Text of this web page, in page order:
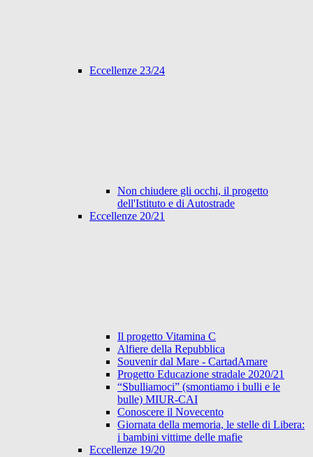
Eccellenze 23/24
Non chiudere gli occhi, il progetto
dell'Istituto e di Autostrade
Eccellenze 20/21
Il progetto Vitamina C
Alfiere della Repubblica
Souvenir dal Mare - CartadAmare
Progetto Educazione stradale 2020/21
“Sbulliamoci” (smontiamo i bulli e le
bulle) MIUR-CAI
Conoscere il Novecento
Giornata della memoria, le stelle di Libera:
i bambini vittime delle mafie
Eccellenze 19/20